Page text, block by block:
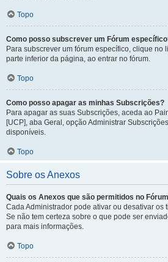
Topo
Como posso subscrever um Fórum
Para subscrever um fórum específico, clique no
parte inferior da página, ao entrar no fórum.
Topo
Como posso apagar as minhas Subscrições?
Para apagar as suas Subscrições, aceda ao
[UCP], aba Geral, opção Administrar
disponíveis.
Topo
Sobre os Anexos
Quais os Anexos que são permitidos no
Cada Administrador pode ativar ou desativar os
Se não tem certeza sobre o que pode ser
para mais informações.
Topo